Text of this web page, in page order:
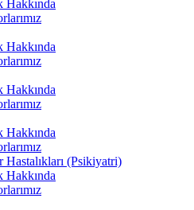
Hastalıkları (Psikiyatri)